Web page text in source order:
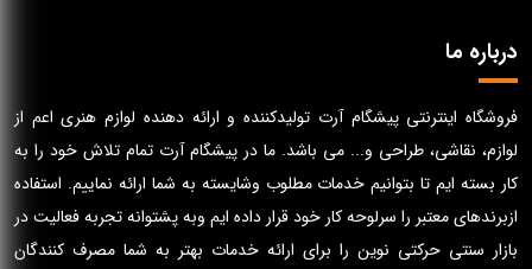
درباره ما
فروشگاه اینترنتی پیشگام آرت تولیدکننده و ارائه دهنده لوازم هنری اعم از
لوازم، نقاشی، طراحی و... می باشد. ما در پیشگام آرت تمام تلاش خود را به
کار بسته ایم تا بتوانیم خدمات مطلوب وشایسته به شما ارائه نماییم. استفاده
ازبرندهای معتبر را سرلوحه کار خود قرار داده ایم وبه پشتوانه تجربه فعالیت در
بازار سنتی حرکتی نوین را برای ارائه خدمات بهتر به شما مصرف کنندگان